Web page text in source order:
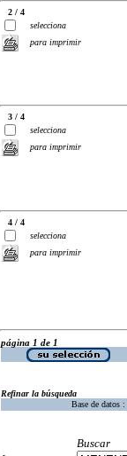
2 / 4
selecciona
para imprimir
3 / 4
selecciona
para imprimir
4 / 4
selecciona
para imprimir
página 1 de 1
Refinar la búsqueda
Base de datos :
Buscar